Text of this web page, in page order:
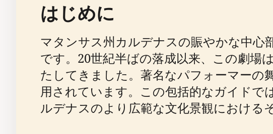
はじめに
マタンサス州カルデナスの賑やかな中心
です。20世紀半ばの落成以来、この劇場
たしてきました。著名なパフォーマーの
用されています。この包括的なガイドで
ルデナスのより広範な文化景観における